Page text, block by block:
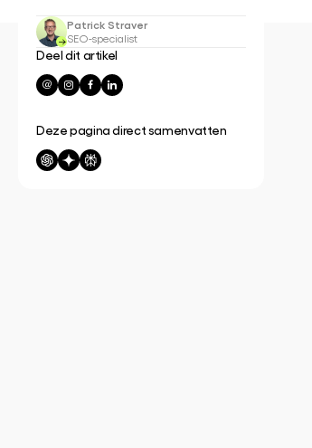
Patrick Straver
SEO-specialist
Deel dit artikel
Deze pagina direct samenvatten